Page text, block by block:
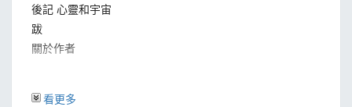
後記 心靈和宇宙
跋
關於作者
看更多